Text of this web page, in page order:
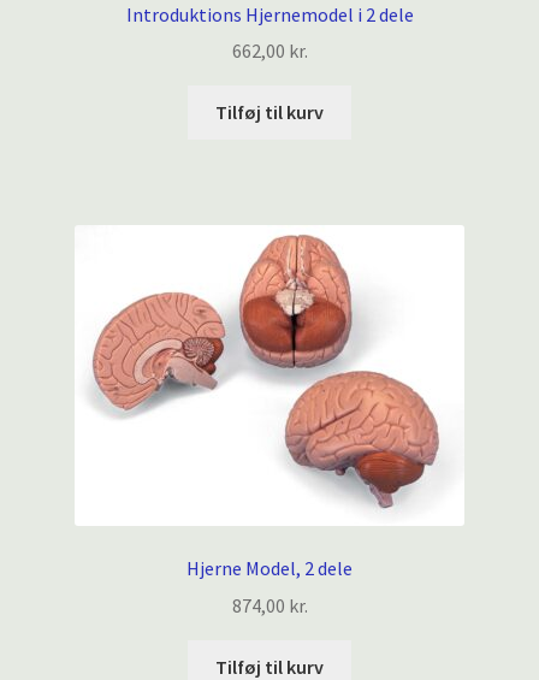
Introduktions Hjernemodel i 2 dele
662,00 kr.
Tilføj til kurv
Hjerne Model, 2 dele
874,00 kr.
Tilføj til kurv